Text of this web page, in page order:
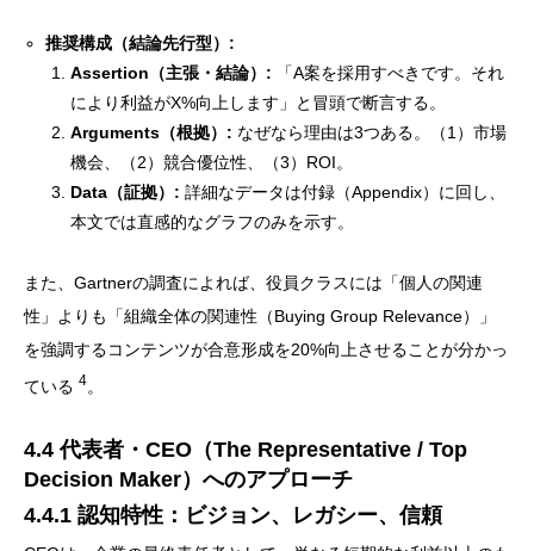
推奨構成（結論先行型）:
Assertion（主張・結論）: 「A案を採用すべきです。それ
により利益がX%向上します」と冒頭で断言する。
Arguments（根拠）: なぜなら理由は3つある。（1）市場
機会、（2）競合優位性、（3）ROI。
Data（証拠）: 詳細なデータは付録（Appendix）に回し、
本文では直感的なグラフのみを示す。
また、Gartnerの調査によれば、役員クラスには「個人の関連
性」よりも「組織全体の関連性（Buying Group Relevance）」
を強調するコンテンツが合意形成を20%向上させることが分かっ
ている 4。
4.4 代表者・CEO（The Representative / Top
Decision Maker）へのアプローチ
4.4.1 認知特性：ビジョン、レガシー、信頼